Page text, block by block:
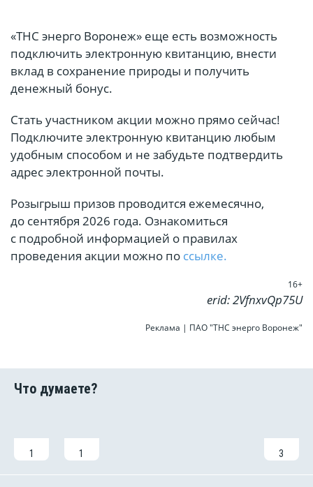
«ТНС энерго Воронеж» еще есть возможность
подключить электронную квитанцию, внести
вклад в сохранение природы и получить
денежный бонус.
Стать участником акции можно прямо сейчас!
Подключите электронную квитанцию любым
удобным способом и не забудьте подтвердить
адрес электронной почты.
Розыгрыш призов проводится ежемесячно,
до сентября 2026 года. Ознакомиться
с подробной информацией о правилах
проведения акции можно по ссылке.
16+
erid: 2VfnxvQp75U
Реклама | ПАО "ТНС энерго Воронеж"
1 1 3